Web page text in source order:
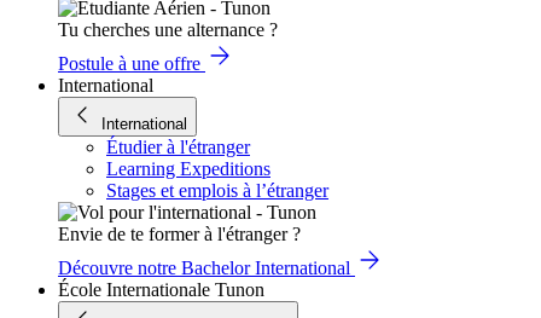
Tu cherches une alternance ?
Postule à une offre
International
International
Étudier à l'étranger
Learning Expeditions
Stages et emplois à l’étranger
Envie de te former à l'étranger ?
Découvre notre Bachelor International
École Internationale Tunon